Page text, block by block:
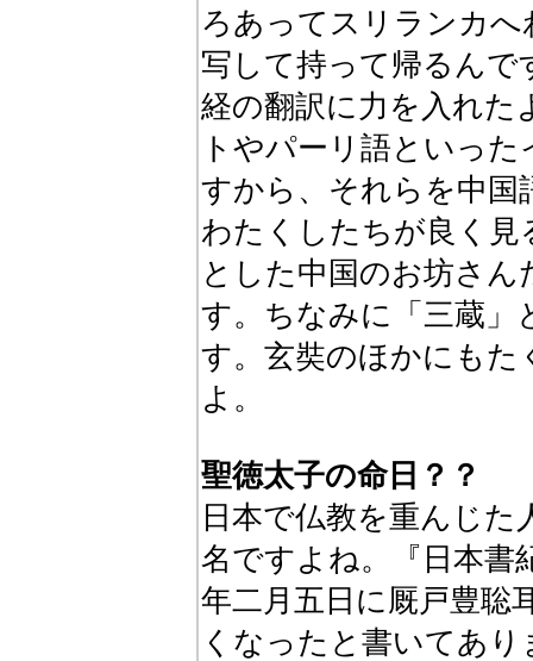
ろあってスリランカ
写して持って帰るん
経の翻訳に力を入れた
トやパーリ語といっ
すから、それらを中国
わたくしたちが良く見
とした中国のお坊さ
す。ちなみに「三蔵」
す。玄奘のほかにもた
よ。
聖徳太子の命日？？
日本で仏教を重んじ
名ですよね。『日本書
年二月五日に厩戸豊聡
くなったと書いてあ